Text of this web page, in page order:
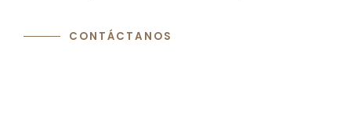
CONTÁCTANOS